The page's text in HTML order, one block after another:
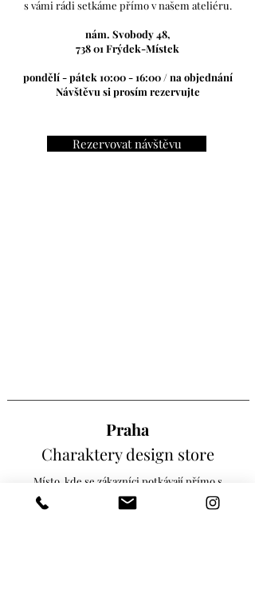
s vámi rádi setkáme přímo v našem ateliéru.
nám. Svobody 48,
738 01 Frýdek-Místek
pondělí - pátek 10:00 - 16:00 / na objednání
Návštěvu si prosím rezervujte
Rezervovat návštěvu
Praha
Charaktery design store
Místo, kde se zákazníci potkávají přímo s
designéry a zároveň náš showroom, kde
najdete všechny produkty.